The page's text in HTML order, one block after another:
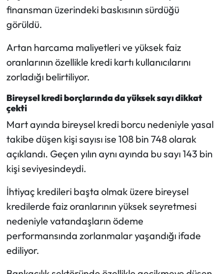
finansman üzerindeki baskısının sürdüğü
görüldü.
Artan harcama maliyetleri ve yüksek faiz
oranlarının özellikle kredi kartı kullanıcılarını
zorladığı belirtiliyor.
Bireysel kredi borçlarında da yüksek sayı dikkat
çekti
Mart ayında bireysel kredi borcu nedeniyle yasal
takibe düşen kişi sayısı ise 108 bin 748 olarak
açıklandı. Geçen yılın aynı ayında bu sayı 143 bin
kişi seviyesindeydi.
İhtiyaç kredileri başta olmak üzere bireysel
kredilerde faiz oranlarının yüksek seyretmesi
nedeniyle vatandaşların ödeme
performansında zorlanmalar yaşandığı ifade
ediliyor.